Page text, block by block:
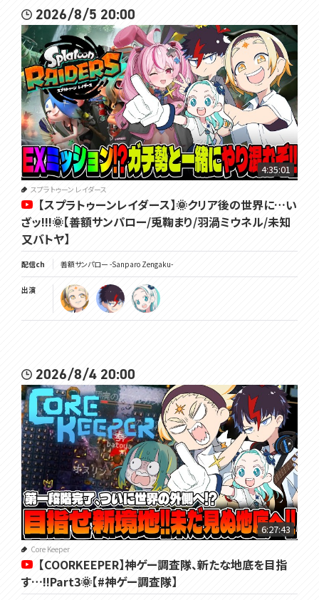
2026/8/5 20:00
4:35:01
スプラトゥーン レイダース
【スプラトゥーンレイダース】🌞クリア後の世界に…い
ざッ!!!🌞【善額サンパロー/兎鞠まり/羽渦ミウネル/未知
又バトヤ】
配信ch 善額サンパロー -Sanparo Zengaku-
出演
2026/8/4 20:00
6:27:43
Core Keeper
【COORKEEPER】神ゲー調査隊、新たな地底を目指
す…!!Part3🌞【#神ゲー調査隊】